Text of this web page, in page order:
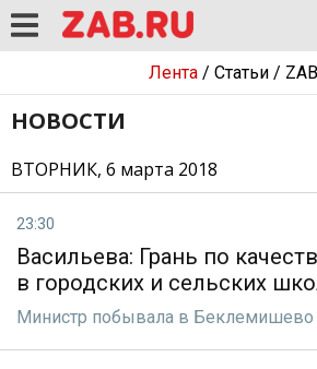
Лента/ Статьи/
НОВОСТИ
ВТОРНИК, 6 марта 2018
23:30
Васильева: Грань по
в городских и сельских
Министр побывала в Беклемишево